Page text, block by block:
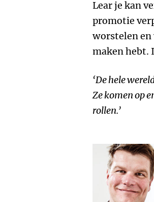
Lear je kan
promotie
worstelen en
maken hebt.
‘De hele
Ze komen op
rollen.’